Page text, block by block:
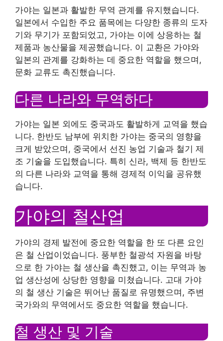
가야는 일본과 활발한 무역 관계를 유지했습니다.
일본에서 수입한 주요 품목에는 다양한 종류의 도자
기와 무기가 포함되었고, 가야는 이에 상응하는 철
제품과 농산물을 제공했습니다. 이 교환은 가야와
일본의 관계를 강화하는 데 중요한 역할을 했으며,
문화 교류도 촉진했습니다.
다른 나라와 무역하다
가야는 일본 외에도 중국과도 활발하게 교역을 했습
니다. 한반도 남부에 위치한 가야는 중국의 영향을
크게 받았으며, 중국에서 선진 농업 기술과 철기 제
조 기술을 도입했습니다. 특히 신라, 백제 등 한반도
의 다른 나라와 교역을 통해 경제적 이익을 공유했
습니다.
가야의 철산업
가야의 경제 발전에 중요한 역할을 한 또 다른 요인
은 철 산업이었습니다. 풍부한 철광석 자원을 바탕
으로 한 가야는 철 생산을 촉진했고, 이는 무역과 농
업 생산성에 상당한 영향을 미쳤습니다. 고대 가야
의 철 생산 기술은 뛰어난 품질로 유명했으며, 주변
국가와의 무역에서도 중요한 역할을 했습니다.
철 생산 및 기술